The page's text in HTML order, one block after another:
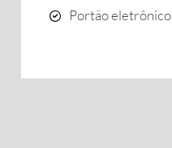
Portão eletrônico